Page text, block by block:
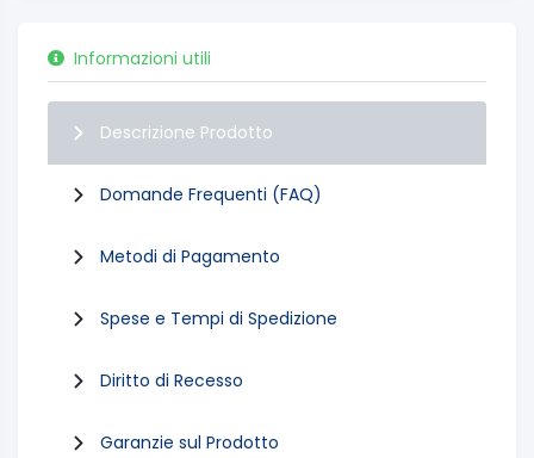
Informazioni utili
Descrizione Prodotto
Domande Frequenti (FAQ)
Metodi di Pagamento
Spese e Tempi di Spedizione
Diritto di Recesso
Garanzie sul Prodotto